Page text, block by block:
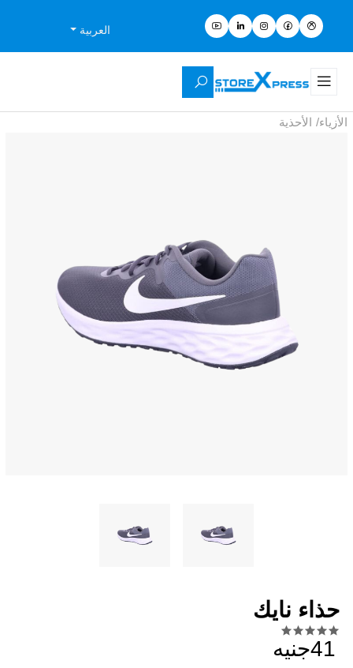
العربية
الأزياء/ الأحذية
حذاء نايك
41جنيه